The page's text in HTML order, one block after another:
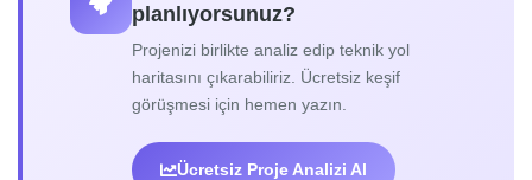
planlıyorsunuz?
Projenizi birlikte analiz edip teknik yol
haritasını çıkarabiliriz. Ücretsiz keşif
görüşmesi için hemen yazın.
Ücretsiz Proje Analizi Al